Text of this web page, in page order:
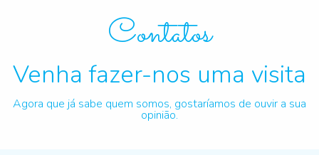
Contatos
Venha fazer-nos uma visita
Agora que já sabe quem somos, gostaríamos de ouvir a sua
opinião.